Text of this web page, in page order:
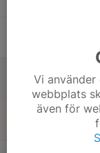
Vi
webbplats
även för